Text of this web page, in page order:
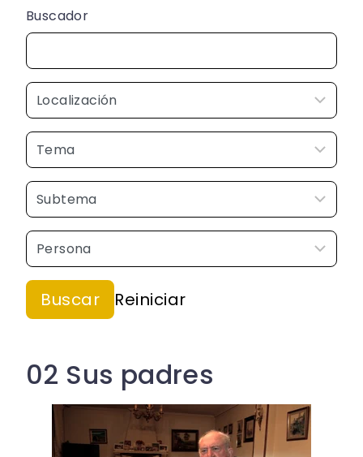
Buscador
02 Sus padres